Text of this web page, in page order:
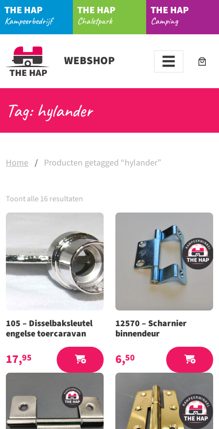
THE HAP
Kampeerbedrijf
THE HAP
Chaletpark
THE HAP
Camping
WEBSHOP
Tag: hylander
Home / Producten getagged “hylander”
Toont alle 16 resultaten
105 – Disselbaksleutel
engelse toercaravan
17,95
12570 – Scharnier
binnendeur
6,50